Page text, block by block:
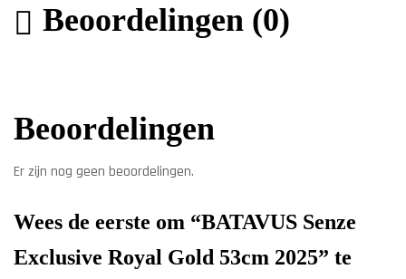
Beoordelingen (0)
Beoordelingen
Er zijn nog geen beoordelingen.
Wees de eerste om “BATAVUS Senze
Exclusive Royal Gold 53cm 2025” te